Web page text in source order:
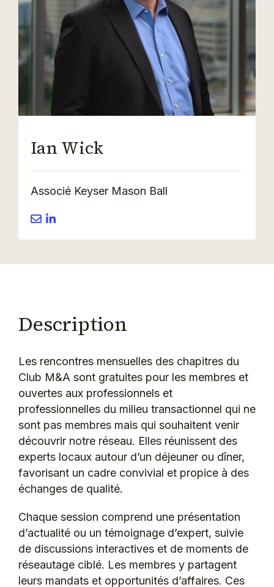
Ian Wick
Associé Keyser Mason Ball
Description
Les rencontres mensuelles des chapitres du
Club M&A sont gratuites pour les membres et
ouvertes aux professionnels et
professionnelles du milieu transactionnel qui ne
sont pas membres mais qui souhaitent venir
découvrir notre réseau. Elles réunissent des
experts locaux autour d’un déjeuner ou dîner,
favorisant un cadre convivial et propice à des
échanges de qualité.
Chaque session comprend une présentation
d’actualité ou un témoignage d’expert, suivie
de discussions interactives et de moments de
réseautage ciblé. Les membres y partagent
leurs mandats et opportunités d’affaires. Ces